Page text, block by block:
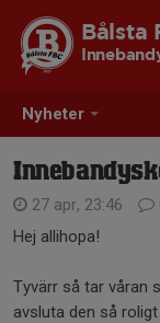
Nyheter
Bålsta
27 apr, 23:46
Hej allihopa!
Tyvärr så tar våran
avsluta den så